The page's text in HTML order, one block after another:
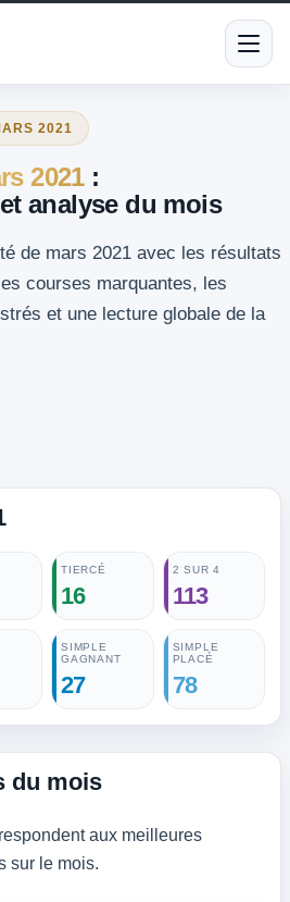
2021
2021:
analyse du mois
de mars 2021 avec les résultats
courses marquantes, les
et une lecture globale de la
TIERCÉ
16
2 SUR 4
113
SIMPLE
GAGNANT
27
SIMPLE
PLACÉ
78
du mois
aux meilleures
sur le mois.